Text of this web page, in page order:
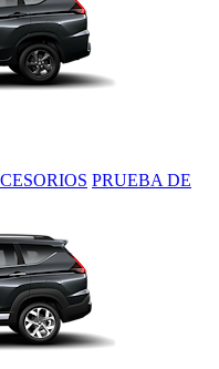
PRUEBA DE